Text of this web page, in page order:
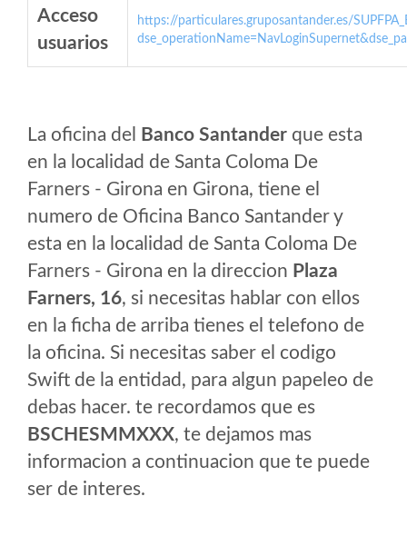
Acceso
usuarios
https://particulares.gruposantander.es/
La oficina del Banco Santander que esta
en la localidad de Santa Coloma De
Farners - Girona en Girona, tiene el
numero de Oficina Banco Santander y
esta en la localidad de Santa Coloma De
Farners - Girona en la direccion Plaza
Farners, 16, si necesitas hablar con ellos
en la ficha de arriba tienes el telefono de
la oficina. Si necesitas saber el codigo
Swift de la entidad, para algun papeleo de
debas hacer. te recordamos que es
BSCHESMMXXX, te dejamos mas
informacion a continuacion que te puede
ser de interes.